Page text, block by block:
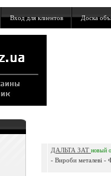
Вход для клиентов Доска
ДАЛЬТА ЗАТ новый
- Вироби металеві -